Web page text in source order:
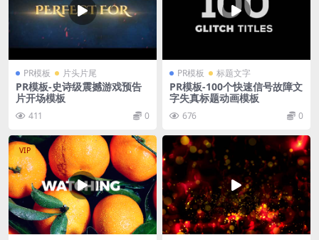
PR模板 片头片尾
PR模板-史诗级震撼游戏预告
片开场模板
411 0
PR模板 标题文字
PR模板-100个快速信号故障文
字失真标题动画模板
676 0
VIP